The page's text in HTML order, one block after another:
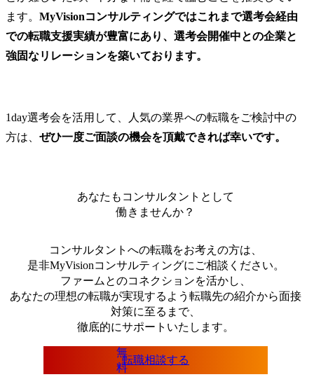
等の業務経験2年以上 ・IT/DX領域のコンサルティングに興
味関心を有していること ●歓迎経験 ・システムインテグレ
ーターでの就業経験2年以上 ●人物像 ・強い当事者意識を持
ち、セルフスターターであること
ます。 MyVisionコンサルティングではこれまで選考会経由
での転職支援実績が豊富にあり、選考会開催中との企業と
強固なリレーションを築いております。
1day選考会を活用して、人気の業界への転職をご検討中の
方は、 ぜひ一度ご面談の機会を頂戴できれば幸いです。
あなたもコンサルタントとして
働きませんか？
コンサルタントへの転職をお考えの方は、
是非MyVisionコンサルティングにご相談 ください。
ファームとのコネクションを活かし、
あなたの理想の転職が実現するよう転職先の紹介から面接
対策に至るまで、
徹底的にサポート いたします。
無
料
転職相談する